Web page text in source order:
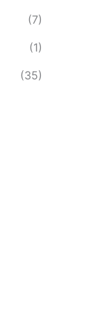
(7)
(1)
(35)